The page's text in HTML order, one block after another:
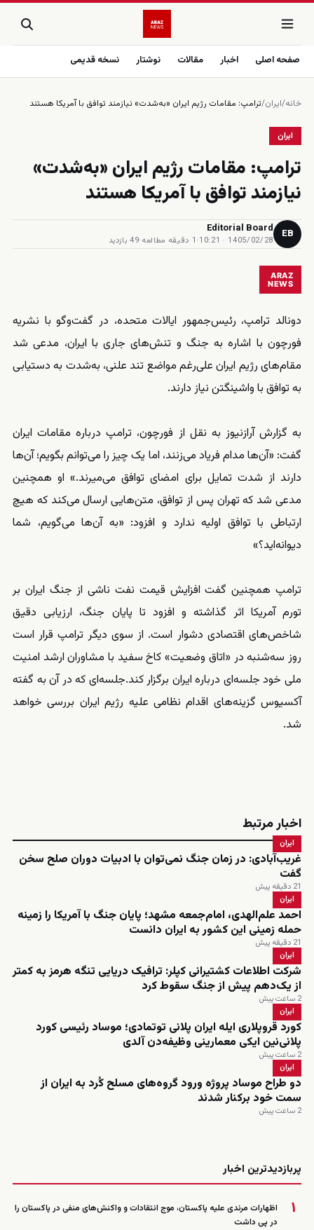
صفحه اصلی اخبار مقالات نوشتار نسخه قدیمی
خانه/ایران/ترامپ: مقامات رژیم ایران «به‌شدت» نیازمند توافق با آمریکا هستند
ایران
ترامپ: مقامات رژیم ایران «به‌شدت»
نیازمند توافق با آمریکا هستند
EB
Editorial Board
1405/02/28 · 10:21
·1 دقیقه مطالعه ·49 بازدید
ARAZ
NEWS
دونالد ترامپ، رئیس‌جمهور ایالات متحده، در گفت‌وگو با نشریه
فورچون با اشاره به جنگ و تنش‌های جاری با ایران، مدعی شد
مقام‌های رژیم ایران علی‌رغم مواضع تند علنی، به‌شدت به دستیابی
به توافق با واشینگتن نیاز دارند.
به گزارش آرازنیوز به نقل از فورچون، ترامپ درباره مقامات ایران
گفت: «آن‌ها مدام فریاد می‌زنند، اما یک چیز را می‌توانم بگویم؛ آن‌ها
دارند از شدت تمایل برای امضای توافق می‌میرند.» او همچنین
مدعی شد که تهران پس از توافق، متن‌هایی ارسال می‌کند که هیچ
ارتباطی با توافق اولیه ندارد و افزود: «به آن‌ها می‌گویم، شما
دیوانه‌اید؟»
ترامپ همچنین گفت افزایش قیمت نفت ناشی از جنگ ایران بر
تورم آمریکا اثر گذاشته و افزود تا پایان جنگ، ارزیابی دقیق
شاخص‌های اقتصادی دشوار است. از سوی دیگر ترامپ قرار است
روز سه‌شنبه در «اتاق وضعیت» کاخ سفید با مشاوران ارشد امنیت
ملی خود جلسه‌ای درباره ایران برگزار کند.جلسه‌ای که در آن به گفته
آکسیوس گزینه‌های اقدام نظامی علیه رژیم ایران بررسی خواهد
شد.
اخبار مرتبط
ایران
غریب‌آبادی: در زمان جنگ نمی‌توان با ادبیات دوران صلح سخن
گفت
21 دقیقه پیش
ایران
احمد علم‌الهدی، امام‌جمعه مشهد؛ پایان جنگ با آمریکا را زمینه
حمله زمینی این کشور به ایران دانست
21 دقیقه پیش
ایران
شرکت اطلاعات کشتیرانی کپلر: ترافیک دریایی تنگه هرمز به کمتر
از یک‌دهم پیش از جنگ سقوط کرد
2 ساعت پیش
ایران
کورد قروپلاری ایله ایران پلانی توتمادی؛ موساد رئیسی کورد
پلانی‌نین ایکی معمارینی وظیفه‌دن آلدی
2 ساعت پیش
ایران
دو طراح موساد پروژه ورود گروه‌های مسلح کُرد به ایران از
سمت خود برکنار شدند
2 ساعت پیش
پربازدیدترین اخبار
۱
اظهارات مرندی علیه پاکستان، موج انتقادات و واکنش‌های منفی در پاکستان را
در پی داشت